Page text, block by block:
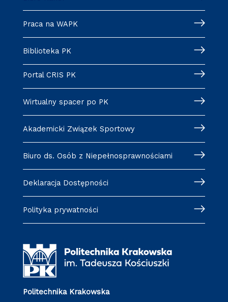
Praca na WAPK
Biblioteka PK
Portal CRIS PK
Wirtualny spacer po PK
Akademicki Związek Sportowy
Biuro ds. Osób z Niepełnosprawnościami
Deklaracja Dostępności
Polityka prywatności
Politechnika Krakowska